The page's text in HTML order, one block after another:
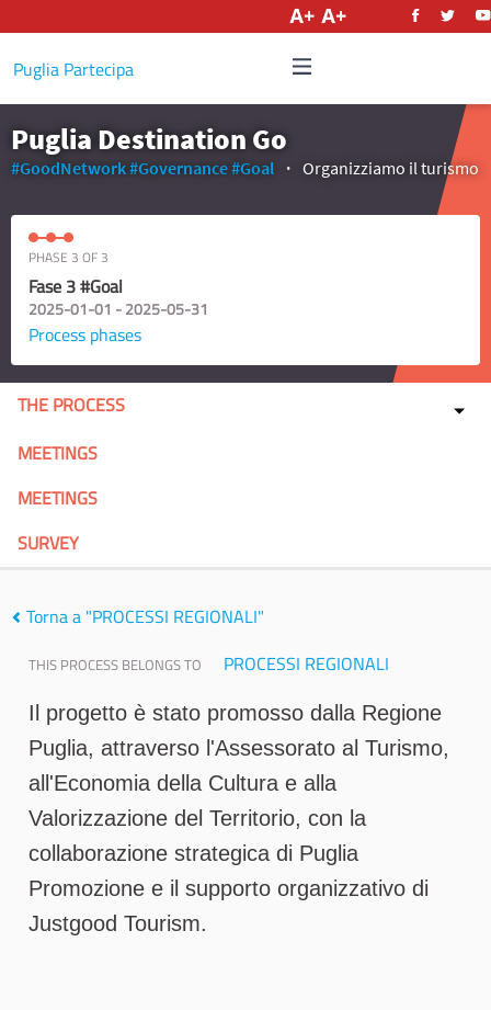
Puglia Partecipa
Puglia Destination Go
#GoodNetwork#Governance#Goal Organizziamo il turismo
PHASE 3 OF 3
Fase 3 #Goal
2025-01-01 - 2025-05-31
Process phases
THE PROCESS
MEETINGS
MEETINGS
SURVEY
Torna a "PROCESSI REGIONALI"
THIS PROCESS BELONGS TO PROCESSI REGIONALI
Il progetto è stato promosso dalla Regione
Puglia, attraverso l'Assessorato al Turismo,
all'Economia della Cultura e alla
Valorizzazione del Territorio, con la
collaborazione strategica di Puglia
Promozione e il supporto organizzativo di
Justgood Tourism.